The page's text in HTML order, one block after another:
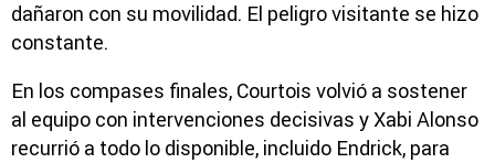
dañaron con su movilidad. El peligro visitante se hizo
constante.
En los compases finales, Courtois volvió a sostener
al equipo con intervenciones decisivas y Xabi Alonso
recurrió a todo lo disponible, incluido Endrick, para